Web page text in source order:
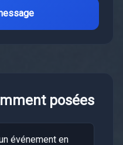
posées
événement en